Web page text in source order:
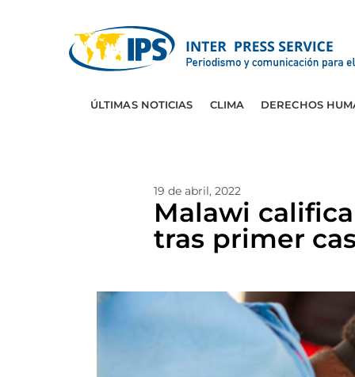
ÚLTIMAS NOTICIAS CLIMA DERECHOS
19 de abril, 2022
Malawi
tras primer